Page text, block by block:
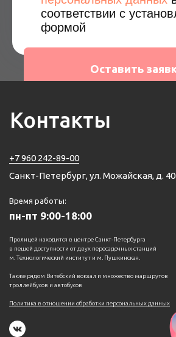
Время работы:
пн-пт 9:00-18:00
Контакты
Пролицей находится в центре Санкт-Петербурга
в пешей доступности от двух пересадочных станций
м. Технологический институт и м. Пушкинская.
Также рядом Витебский вокзал и множество маршрутов
троллейбусов и автобусов
Политика в отношении обработки персональных данных
+7 960 242-89-00
Санкт-Петербург, ул. Можайская, д. 40